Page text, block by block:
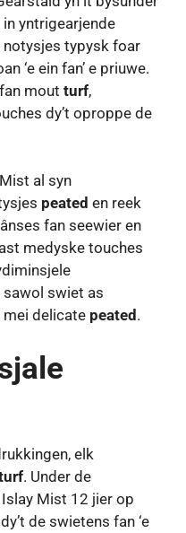
yntrigearjende
typysk foar
‘e ein fan’ e priuwe.
mout turf,
dy’t oproppe de
al syn
peated en reek
fan seewier en
medyske touches
sawol swiet as
mei delicate peated .
elk
. Under de
Mist 12 jier op
de swietens fan ‘e